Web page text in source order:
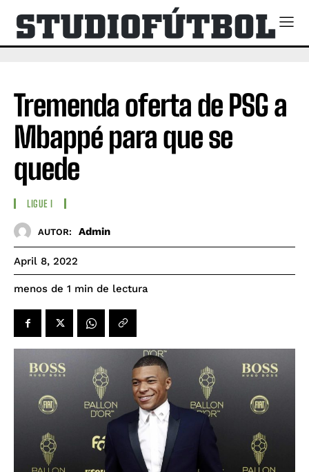
Tremenda oferta de PSG a
Mbappé para que se
quede
LIGUE I
AUTOR: Admin
April 8, 2022
menos de 1 min de lectura